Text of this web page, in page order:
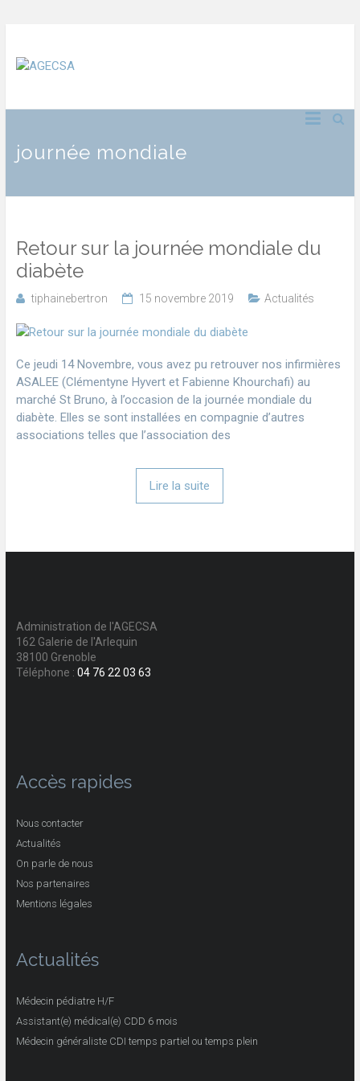
journée mondiale
Retour sur la journée mondiale du
diabète
tiphainebertron 15 novembre 2019 Actualités
Ce jeudi 14 Novembre, vous avez pu retrouver nos infirmières
ASALEE (Clémentyne Hyvert et Fabienne Khourchafi) au
marché St Bruno, à l’occasion de la journée mondiale du
diabète. Elles se sont installées en compagnie d’autres
associations telles que l’association des
Lire la suite
Administration de l'AGECSA
162 Galerie de l'Arlequin
38100 Grenoble
Téléphone : 04 76 22 03 63
Accès rapides
Nous contacter
Actualités
On parle de nous
Nos partenaires
Mentions légales
Actualités
Médecin pédiatre H/F
Assistant(e) médical(e) CDD 6 mois
Médecin généraliste CDI temps partiel ou temps plein